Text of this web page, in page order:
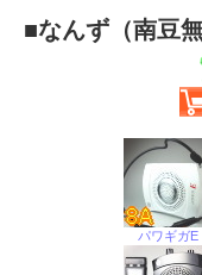
■なんず（南豆